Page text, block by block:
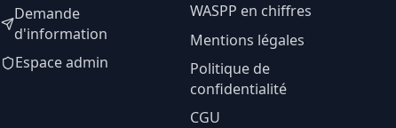
Demande
d'information
Espace admin
WASPP en chiffres
Mentions légales
Politique de
confidentialité
CGU